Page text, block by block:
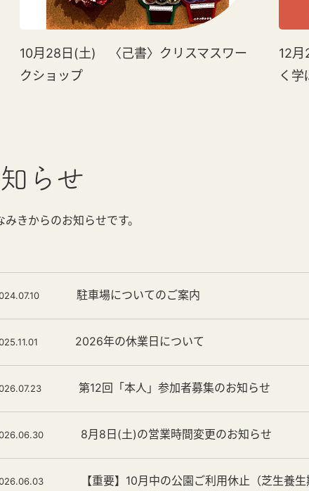
10月28日(土) 〈己書〉クリスマスワー
クショップ
12
く学
らせ
みきからのお知らせです。
駐車場についてのご案内
2026年の休業日について
第12回「本人」参加者募集のお知らせ
8月8日(土)の営業時間変更のお知らせ
【重要】10月中の公園ご利用休止（芝生養